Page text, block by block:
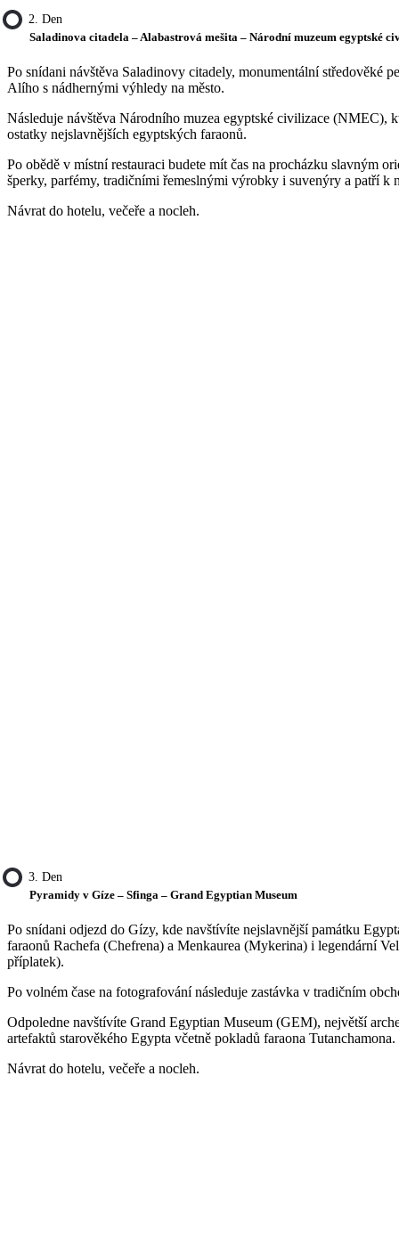
2. Den
Saladinova citadela – Alabastrová mešita – Národní muzeum egyptské
Po snídani návštěva Saladinovy citadely, monumentální středověké
Alího s nádhernými výhledy na město.
Následuje návštěva Národního muzea egyptské civilizace (NMEC),
ostatky nejslavnějších egyptských faraonů.
Po obědě v místní restauraci budete mít čas na procházku slavným
šperky, parfémy, tradičními řemeslnými výrobky i suvenýry a patří k
Návrat do hotelu, večeře a nocleh.
3. Den
Pyramidy v Gíze – Sfinga – Grand Egyptian Museum
Po snídani odjezd do Gízy, kde navštívíte nejslavnější památku
faraonů Rachefa (Chefrena) a Menkaurea (Mykerina) i legendární
příplatek).
Po volném čase na fotografování následuje zastávka v tradičním
Odpoledne navštívíte Grand Egyptian Museum (GEM), největší
artefaktů starověkého Egypta včetně pokladů faraona
Návrat do hotelu, večeře a nocleh.